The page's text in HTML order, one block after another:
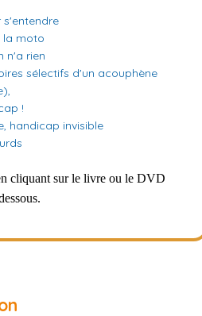
la moto
n'a rien
sélectifs d'un acouphène
!
handicap invisible
cliquant sur le livre ou le DVD